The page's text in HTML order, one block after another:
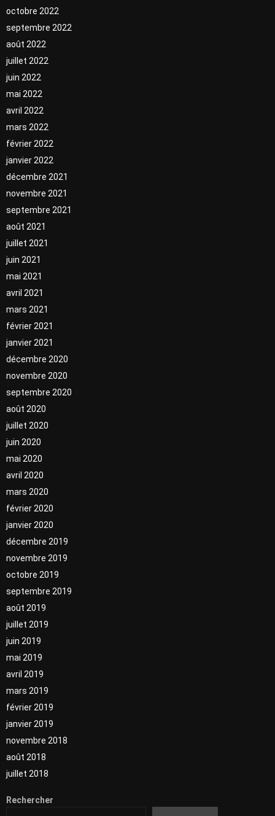
octobre 2022
septembre 2022
août 2022
juillet 2022
juin 2022
mai 2022
avril 2022
mars 2022
février 2022
janvier 2022
décembre 2021
novembre 2021
septembre 2021
août 2021
juillet 2021
juin 2021
mai 2021
avril 2021
mars 2021
février 2021
janvier 2021
décembre 2020
novembre 2020
septembre 2020
août 2020
juillet 2020
juin 2020
mai 2020
avril 2020
mars 2020
février 2020
janvier 2020
décembre 2019
novembre 2019
octobre 2019
septembre 2019
août 2019
juillet 2019
juin 2019
mai 2019
avril 2019
mars 2019
février 2019
janvier 2019
novembre 2018
août 2018
juillet 2018
Rechercher